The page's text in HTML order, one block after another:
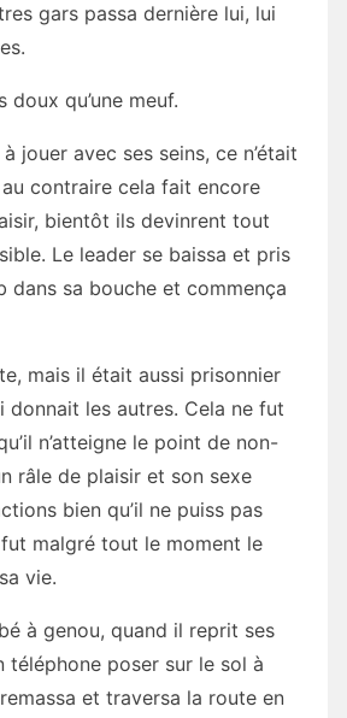
gars passa dernière lui, lui
doux qu’une meuf.
jouer avec ses seins, ce n’était
contraire cela fait encore
bientôt ils devinrent tout
Le leader se baissa et pris
dans sa bouche et commença
mais il était aussi prisonnier
donnait les autres. Cela ne fut
n’atteigne le point de non-
râle de plaisir et son sexe
bien qu’il ne puiss pas
malgré tout le moment le
vie.
à genou, quand il reprit ses
téléphone poser sur le sol à
et traversa la route en